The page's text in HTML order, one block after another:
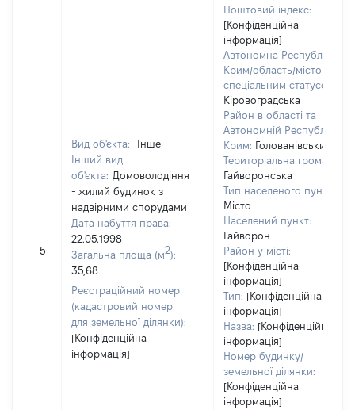
5
Вид об'єкта:
Інше
Інший вид
об'єкта: Домоволодіння
- жилий будинок з
надвірними спорудами
Дата набуття права:
22.05.1998
Загальна площа (м2):
35,68
Реєстраційний номер
(кадастровий номер
для земельної ділянки):
[Конфіденційна
інформація]
Поштовий індекс:
[Конфіденційна
інформація]
Автономна Республіка
Крим/область/місто зі
спеціальним статусом:
Кіровоградська
Район в області та
Автономній Республіці
Крим: Голованівський
Територіальна громада:
Гайворонська
Тип населеного пункту:
Місто
Населений пункт:
Гайворон
Район у місті:
[Конфіденційна
інформація]
Тип: [Конфіденційна
інформація]
Назва: [Конфіденційна
інформація]
Номер будинку/
земельної ділянки:
[Конфіденційна
інформація]